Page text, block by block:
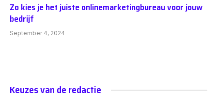
Zo kies je het juiste onlinemarketingbureau voor jouw
bedrijf
September 4, 2024
Keuzes van de redactie